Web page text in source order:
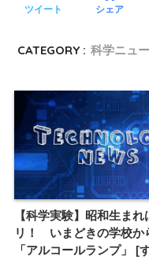
ツイート シェア
CATEGORY : 科学ニュ
【科学実験】昭和生まれ
リ！ いまどきの学校か
「アルコールランプ」 [